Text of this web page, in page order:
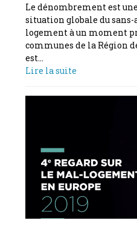
Le dénombrement est
situation globale du
logement à un moment
communes de la Région
est…
Lire la suite